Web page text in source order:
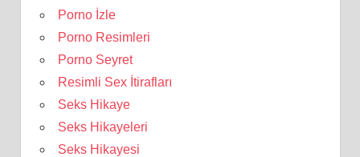
Porno İzle
Porno Resimleri
Porno Seyret
Resimli Sex İtirafları
Seks Hikaye
Seks Hikayeleri
Seks Hikayesi